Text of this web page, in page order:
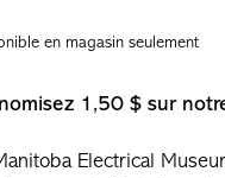
en magasin seulement
1,50 $ sur
Electrical